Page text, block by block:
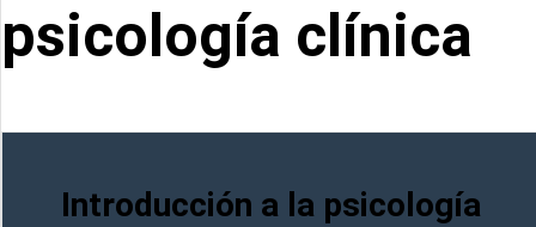
psicología clínica
Introducción a la psicología